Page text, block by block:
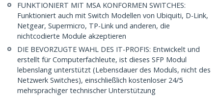
FUNKTIONIERT MIT MSA KONFORMEN SWITCHES:
Funktioniert auch mit Switch Modellen von Ubiquiti, D-Link,
Netgear, Supermicro, TP-Link und anderen, die
nichtcodierte Module akzeptieren
DIE BEVORZUGTE WAHL DES IT-PROFIS: Entwickelt und
erstellt für Computerfachleute, ist dieses SFP Modul
lebenslang unterstützt (Lebensdauer des Moduls, nicht des
Netzwerk Switches), einschließlich kostenloser 24/5
mehrsprachiger technischer Unterstützung